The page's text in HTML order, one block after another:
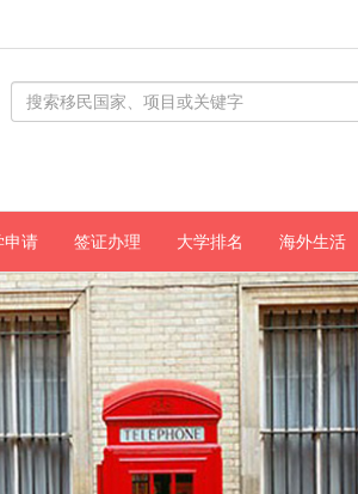
申请 签证办理 大学排名 海外生活